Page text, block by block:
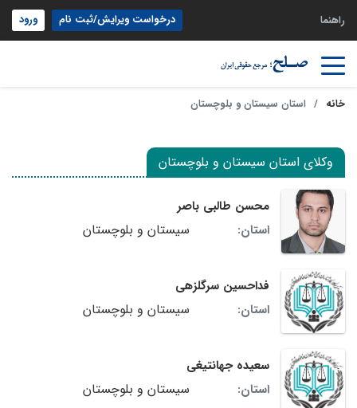
راهنما درخواست ویرایش/ثبت نام ورود
خانه استان سیستان و بلوچستان
وکلای استان سیستان و بلوچستان
محسن طالبی باصر
استان:
سیستان و بلوچستان
فداحسین سرگلزهی
استان:
سیستان و بلوچستان
سعیده جهانتیغی
استان:
سیستان و بلوچستان